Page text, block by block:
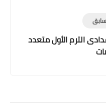
الترم الأول متعدد